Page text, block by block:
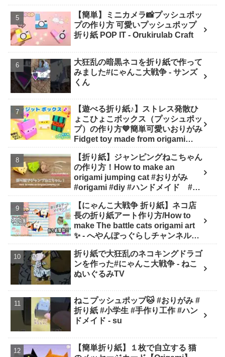
【簡単】ミニカメラ📸プッシュポッ
プの作り方 可愛いプッシュポップ
折り紙 POP IT - Orukirulab Craft
大狂乱の暗黒ネコを折り紙で作って
みました#にゃんこ大戦争 - サンズ
くん
【遊べる折り紙♪】ストレス発散ひ
ょこひょこボックス（プッシュポッ
プ）の作り方💙簡単可愛いおりがみ
Fidget toy made from origami
SodaCatOrigami 楽しい折り紙♪
【折り紙】ジャンピングねこちゃん
の作り方！How to make an
origami jumping cat #おりがみ
#origami #diy #ハンドメイド #工
【にゃんこ大戦争 折り紙】ネコ店
長の折り紙アート作り方/How to
make The battle cats origami art
✨️ - へやんぽっぐらしチャンネル
character origami)】
折り紙で大狂乱のネコキングドラゴ
ンを作った#にゃんこ大戦争 - ねこ
ぬいぐるみTV
ねこプッシュポップ🐱 #おりがみ #
折り紙 #小学生 #手作り工作 #ハン
ドメイド - su
【簡単折り紙】１枚で自立する 猫